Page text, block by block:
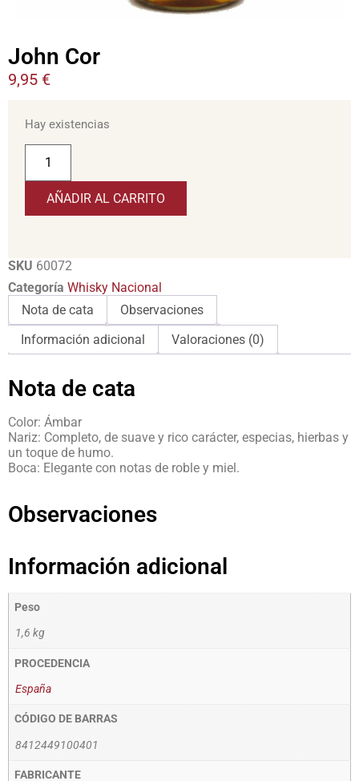
John Cor
9,95 €
Hay existencias
AÑADIR AL CARRITO
SKU 60072
Categoría Whisky Nacional
Nota de cata
Observaciones
Información adicional
Valoraciones (0)
Nota de cata
Color: Ámbar
Nariz: Completo, de suave y rico carácter, especias, hierbas y
un toque de humo.
Boca: Elegante con notas de roble y miel.
Observaciones
Información adicional
Peso
1,6 kg
PROCEDENCIA
España
CÓDIGO DE BARRAS
8412449100401
FABRICANTE